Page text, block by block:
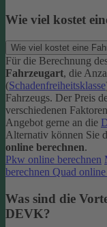
Wie viel kostet
Wie viel kostet eine
Für die Berechnung
Fahrzeugart, die
(Schadenfreiheitsklasse
Fahrzeugs. Der Preis
verschiedenen
Angebot gerne an die
Alternativ können Sie
online berechnen.
Pkw online berechnen
berechnen Quad online
Was sind die
DEVK?